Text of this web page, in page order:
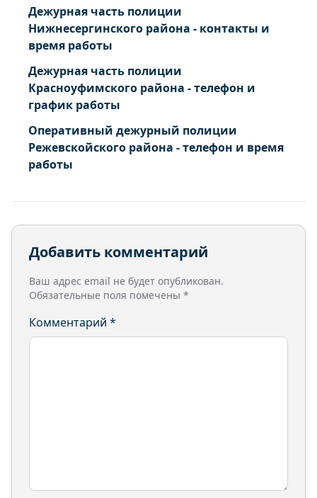
Дежурная часть полиции
Нижнесергинского района - контакты и
время работы
Дежурная часть полиции
Красноуфимского района - телефон и
график работы
Оперативный дежурный полиции
Режевскойского района - телефон и время
работы
Добавить комментарий
Ваш адрес email не будет опубликован.
Обязательные поля помечены *
Комментарий *